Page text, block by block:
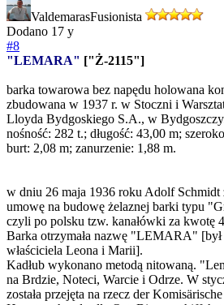
ValdemarasFusionista
Dodano 17 y
#8
"LEMARA" ["Ż-2115"]
barka towarowa bez napędu holowana
zbudowana w 1937 r. w Stoczni i
Lloyda Bydgoskiego S.A., w
nośność: 282 t.; długość: 43,00 m;
burt: 2,08 m; zanurzenie: 1,88 m.
w dniu 26 maja 1936 roku Adolf Schmidt
umowę na budowę żelaznej barki typu
czyli po polsku tzw. kanałówki za kwotę
Barka otrzymała nazwę "LEMARA"
właściciela Leona i Marii].
Kadłub wykonano metodą nitowaną.
na Brdzie, Noteci, Warcie i Odrze. W
została przejęta na rzecz der